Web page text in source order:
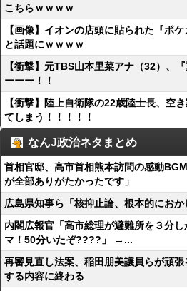
こちらｗｗｗｗ
【画像】イオンの店頭に貼られた『ポ
と話題にｗｗｗｗ
【衝撃】元TBS山本里菜アナ（32）、
ーーー！！
【衝撃】陸上自衛隊の22歳陸士長、空
てしまう！！！！！
なんJ政治ネタまとめ
首相官邸、高市首相熊本訪問の感動
が全部ありがたかったです」
広島県知事ら「核抑止論、根本的におか
内閣広報官「高市総理が避難所を３分
マ！50分いたぞ????」 →...
再審見直し法案、稲田朋美議員らが頑
する内容に終わる